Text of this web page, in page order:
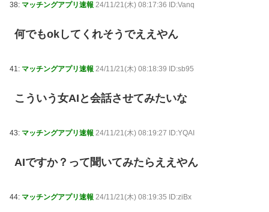
38: マッチングアプリ速報 24/11/21(木) 08:17:36 ID:Vanq
何でもokしてくれそうでええやん
41: マッチングアプリ速報 24/11/21(木) 08:18:39 ID:sb95
こういう女AIと会話させてみたいな
43: マッチングアプリ速報 24/11/21(木) 08:19:27 ID:YQAI
AIですか？って聞いてみたらええやん
44: マッチングアプリ速報 24/11/21(木) 08:19:35 ID:ziBx